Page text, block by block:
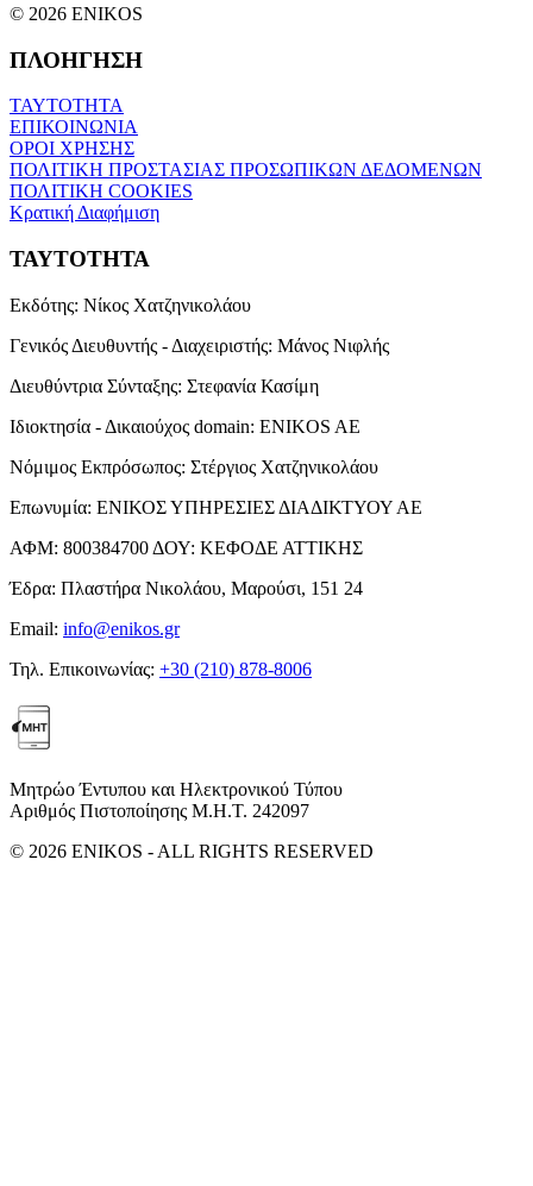
© 2026 ENIKOS
ΠΛΟΗΓΗΣΗ
ΤΑΥΤΟΤΗΤΑ
ΕΠΙΚΟΙΝΩΝΙΑ
ΟΡΟΙ ΧΡΗΣΗΣ
ΠΟΛΙΤΙΚΗ ΠΡΟΣΤΑΣΙΑΣ ΠΡΟΣΩΠΙΚΩΝ ΔΕΔΟΜΕΝΩΝ
ΠΟΛΙΤΙΚΗ COOKIES
Κρατική Διαφήμιση
ΤΑΥΤΟΤΗΤΑ
Εκδότης: Νίκος Χατζηνικολάου
Γενικός Διευθυντής - Διαχειριστής: Μάνος Νιφλής
Διευθύντρια Σύνταξης: Στεφανία Κασίμη
Ιδιοκτησία - Δικαιούχος domain: ENIKOS AE
Νόμιμος Εκπρόσωπος: Στέργιος Χατζηνικολάου
Επωνυμία: ΕΝΙΚΟΣ ΥΠΗΡΕΣΙΕΣ ΔΙΑΔΙΚΤΥΟΥ ΑΕ
ΑΦΜ: 800384700 ΔΟΥ: ΚΕΦΟΔΕ ΑΤΤΙΚΗΣ
Έδρα: Πλαστήρα Νικολάου, Μαρούσι, 151 24
Email: info@enikos.gr
Τηλ. Επικοινωνίας: +30 (210) 878-8006
Μητρώο Έντυπου και Ηλεκτρονικού Τύπου
Αριθμός Πιστοποίησης Μ.Η.Τ. 242097
© 2026 ENIKOS - ALL RIGHTS RESERVED